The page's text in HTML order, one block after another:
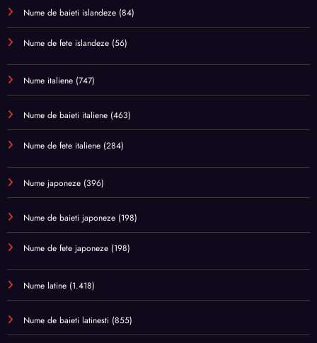
Nume de baieti islandeze (84)
Nume de fete islandeze (56)
Nume italiene (747)
Nume de baieti italiene (463)
Nume de fete italiene (284)
Nume japoneze (396)
Nume de baieti japoneze (198)
Nume de fete japoneze (198)
Nume latine (1.418)
Nume de baieti latinesti (855)